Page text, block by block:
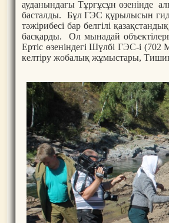
ауданындағы Тұрғұсұн өзенінде
басталды. Бұл ГЭС құрылысын
тәжірибесі бар белгілі
басқарды. Ол мынадай
Ертіс өзеніндегі Шүлбі ГЭС-і
келтіру жобалық жұмыстары,